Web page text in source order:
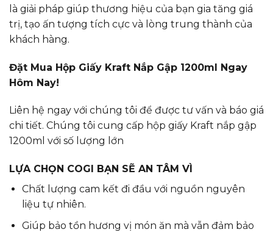
là giải pháp giúp thương hiệu của bạn gia tăng giá
trị, tạo ấn tượng tích cực và lòng trung thành của
khách hàng.
Đặt Mua Hộp Giấy Kraft Nắp Gập 1200ml Ngay
Hôm Nay!
Liên hệ ngay với chúng tôi để được tư vấn và báo giá
chi tiết. Chúng tôi cung cấp hộp giấy Kraft nắp gập
1200ml với số lượng lớn
LỰA CHỌN COGI BẠN SẼ AN TÂM VÌ
Chất lượng cam kết đi đầu với nguồn nguyên
liệu tự nhiên.
Giúp bảo tồn hương vị món ăn mà vẫn đảm bảo